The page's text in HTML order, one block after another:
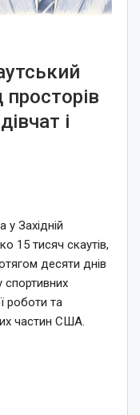
просторів
і
у Західній
15 тисяч скаутів,
десяти днів
спортивних
роботи та
частин США.